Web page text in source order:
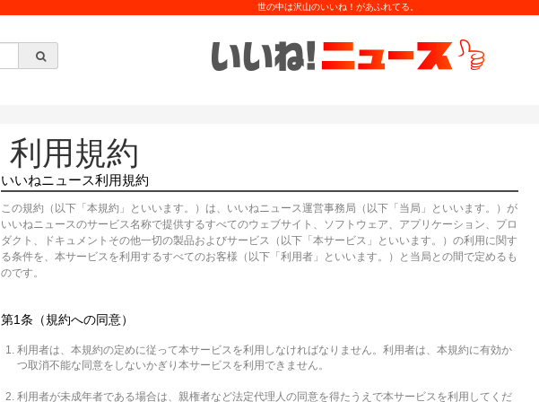
世の中は沢山のいいね！があふれてる。
利用規約
いいねニュース利用規約
この規約（以下「本規約」といいます。）は、いいねニュース運営事務局（以下「当局」といいます。）が
いいねニュースのサービス名称で提供するすべてのウェブサイト、ソフトウェア、アプリケーション、プロ
ダクト、ドキュメントその他一切の製品およびサービス（以下「本サービス」といいます。）の利用に関す
る条件を、本サービスを利用するすべてのお客様（以下「利用者」といいます。）と当局との間で定めるも
のです。
第1条（規約への同意）
利用者は、本規約の定めに従って本サービスを利用しなければなりません。利用者は、本規約に有効か
つ取消不能な同意をしないかぎり本サービスを利用できません。
利用者が未成年者である場合は、親権者など法定代理人の同意を得たうえで本サービスを利用してくだ